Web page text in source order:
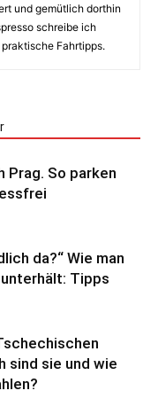
und gemütlich dorthin
schreibe ich
Fahrtipps.
Prag. So parken
da?“ Wie man
Tipps
sind sie und wie